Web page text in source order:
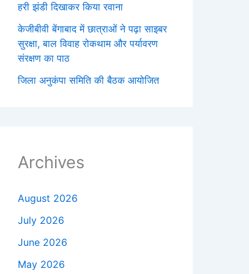
हरी झंडी दिखाकर किया रवाना
केजीबीवी बेंगाबाद में छात्राओं ने पढ़ा साइबर
सुरक्षा, बाल विवाह रोकथाम और पर्यावरण
संरक्षण का पाठ
जिला अनुकंपा समिति की बैठक आयोजित
Archives
August 2026
July 2026
June 2026
May 2026